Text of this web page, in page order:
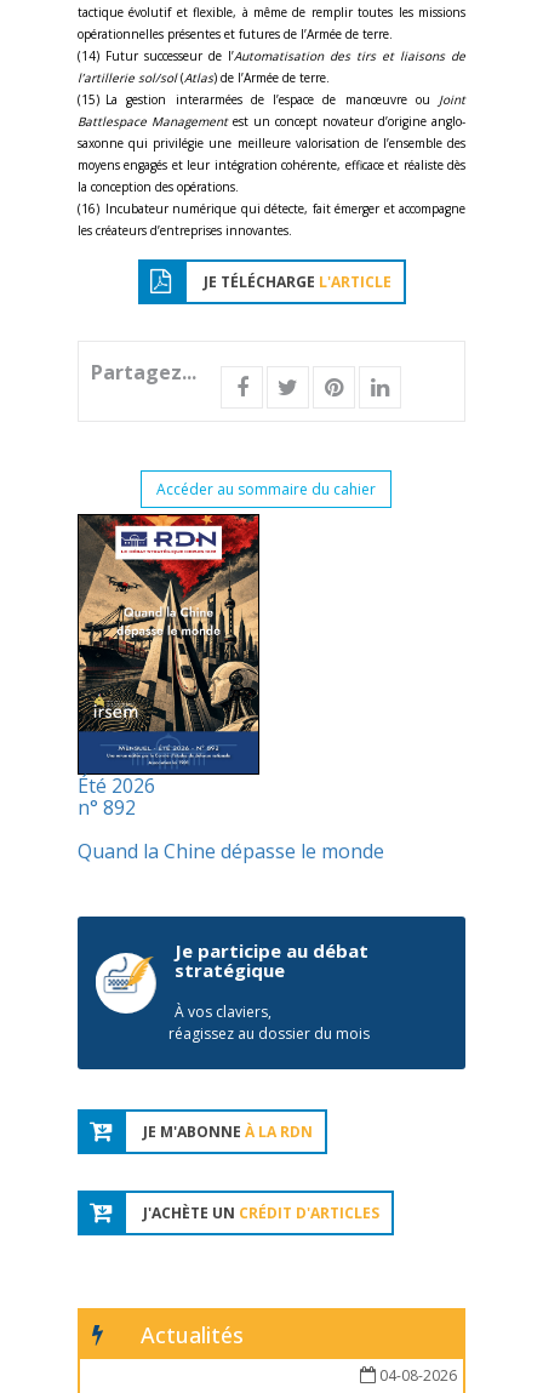
tactique évolutif et flexible, à même de remplir toutes les missions
opérationnelles présentes et futures de l’Armée de terre.
(14) Futur successeur de l’Automatisation des tirs et liaisons de
l’artillerie sol/sol(Atlas) de l’Armée de terre.
(15) La gestion interarmées de l’espace de manœuvre ou Joint
Battlespace Managementest un concept novateur d’origine anglo-
saxonne qui privilégie une meilleure valorisation de l’ensemble des
moyens engagés et leur intégration cohérente, efficace et réaliste dès
la conception des opérations.
(16) Incubateur numérique qui détecte, fait émerger et accompagne
les créateurs d’entreprises innovantes.
JE TÉLÉCHARGE L'ARTICLE
Partagez...
Accéder au sommaire du cahier
Été 2026
n° 892
Quand la Chine dépasse le monde
Je participe au débat
stratégique
À vos claviers,
réagissez au dossier du mois
JE M'ABONNE À LA RDN
J'ACHÈTE UN CRÉDIT D'ARTICLES
Actualités
04-08-2026